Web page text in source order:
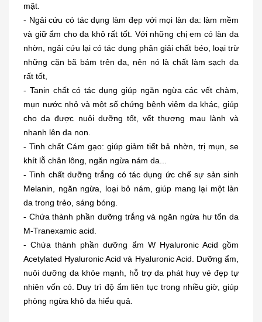
mặt.
- Ngải cứu có tác dụng làm đẹp với mọi làn da: làm mềm
và giữ ẩm cho da khô rất tốt. Với những chị em có làn da
nhờn, ngải cứu lại có tác dụng phân giải chất béo, loại trừ
những cặn bã bám trên da, nên nó là chất làm sạch da
rất tốt,
- Tanin chất có tác dụng giúp ngăn ngừa các vết chàm,
mụn nước nhỏ và một số chứng bệnh viêm da khác, giúp
cho da được nuôi dưỡng tốt, vết thương mau lành và
nhanh lên da non.
- Tinh chất Cám gạo: giúp giảm tiết bả nhờn, trị mụn, se
khít lỗ chân lông, ngăn ngừa nám da...
- Tinh chất dưỡng trắng có tác dụng ức chế sự sản sinh
Melanin, ngăn ngừa, loại bỏ nám, giúp mang lại một làn
da trong trẻo, sáng bóng.
- Chứa thành phần dưỡng trắng và ngăn ngừa hư tổn da
M-Tranexamic acid.
- Chứa thành phần dưỡng ẩm W Hyaluronic Acid gồm
Acetylated Hyaluronic Acid và Hyaluronic Acid. Dưỡng ẩm,
nuôi dưỡng da khỏe mạnh, hỗ trợ da phát huy vẻ đẹp tự
nhiên vốn có. Duy trì độ ẩm liên tục trong nhiều giờ, giúp
phòng ngừa khô da hiểu quả.